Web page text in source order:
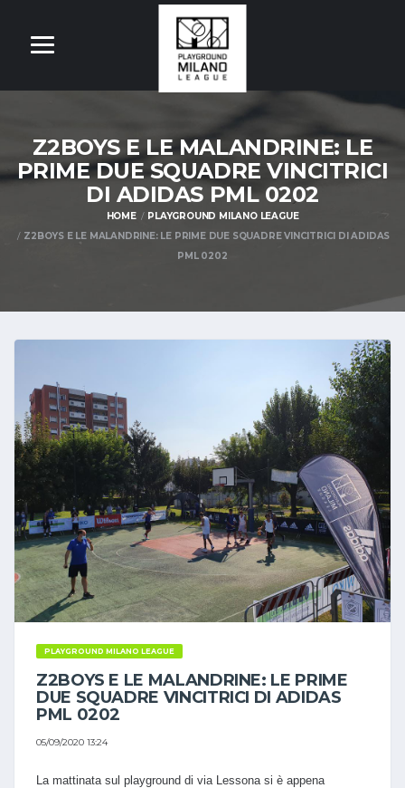
Z2BOYS E LE MALANDRINE: LE
PRIME DUE SQUADRE VINCITRICI
DI ADIDAS PML 0202
HOME
PLAYGROUND MILANO LEAGUE
Z2BOYS E LE MALANDRINE: LE PRIME DUE SQUADRE VINCITRICI DI ADIDAS
PML 0202
PLAYGROUND MILANO LEAGUE
Z2BOYS E LE MALANDRINE: LE PRIME
DUE SQUADRE VINCITRICI DI ADIDAS
PML 0202
05/09/2020 13:24
La mattinata sul playground di via Lessona si è appena